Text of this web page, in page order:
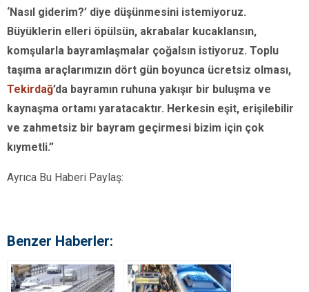
‘Nasıl giderim?’ diye düşünmesini istemiyoruz.
Büyüklerin elleri öpülsün, akrabalar kucaklansın,
komşularla bayramlaşmalar çoğalsın istiyoruz. Toplu
taşıma araçlarımızın dört gün boyunca ücretsiz olması,
Tekirdağ’da bayramın ruhuna yakışır bir buluşma ve
kaynaşma ortamı yaratacaktır. Herkesin eşit, erişilebilir
ve zahmetsiz bir bayram geçirmesi bizim için çok
kıymetli.”
Ayrıca Bu Haberi Paylaş:
Benzer Haberler: